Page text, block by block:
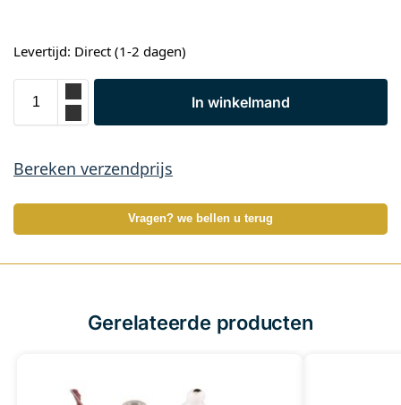
Levertijd: Direct (1-2 dagen)
In winkelmand
Bereken verzendprijs
Vragen? we bellen u terug
Gerelateerde producten